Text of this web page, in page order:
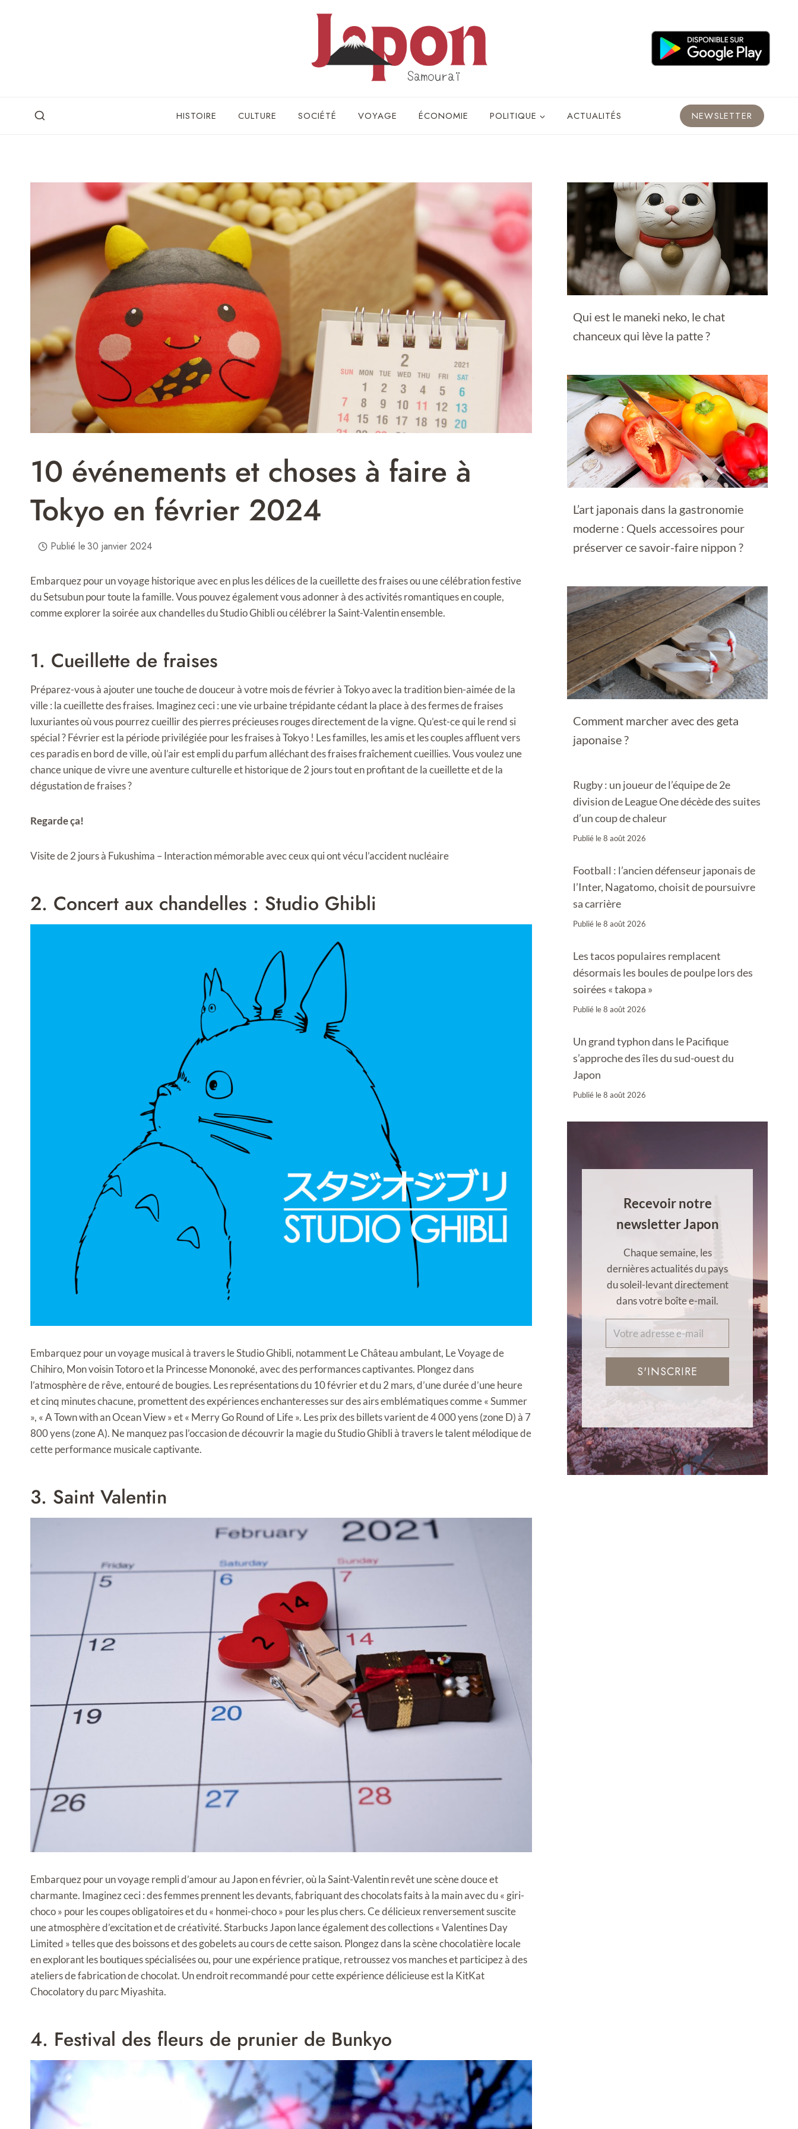
HISTOIRE CULTURE SOCIÉTÉ VOYAGE ÉCONOMIE POLITIQUE ACTUALITÉS NEWSLETTER
10 événements et choses à faire à
Tokyo en février 2024
Publié le30 janvier 2024
Embarquez pour un voyage historique avec en plus les délices de la cueillette des fraises ou une célébration festive
du Setsubun pour toute la famille. Vous pouvez également vous adonner à des activités romantiques en couple,
comme explorer la soirée aux chandelles du Studio Ghibli ou célébrer la Saint-Valentin ensemble.
1. Cueillette de fraises
Préparez-vous à ajouter une touche de douceur à votre mois de février à Tokyo avec la tradition bien-aimée de la
ville : la cueillette des fraises. Imaginez ceci : une vie urbaine trépidante cédant la place à des fermes de fraises
luxuriantes où vous pourrez cueillir des pierres précieuses rouges directement de la vigne. Qu’est-ce qui le rend si
spécial ? Février est la période privilégiée pour les fraises à Tokyo ! Les familles, les amis et les couples affluent vers
ces paradis en bord de ville, où l’air est empli du parfum alléchant des fraises fraîchement cueillies. Vous voulez une
chance unique de vivre une aventure culturelle et historique de 2 jours tout en profitant de la cueillette et de la
dégustation de fraises ?
Regarde ça!
Visite de 2 jours à Fukushima – Interaction mémorable avec ceux qui ont vécu l’accident nucléaire
2. Concert aux chandelles : Studio Ghibli
Embarquez pour un voyage musical à travers le Studio Ghibli, notamment Le Château ambulant, Le Voyage de
Chihiro, Mon voisin Totoro et la Princesse Mononoké, avec des performances captivantes. Plongez dans
l’atmosphère de rêve, entouré de bougies. Les représentations du 10 février et du 2 mars, d’une durée d’une heure
et cinq minutes chacune, promettent des expériences enchanteresses sur des airs emblématiques comme « Summer
», « A Town with an Ocean View » et « Merry Go Round of Life ». Les prix des billets varient de 4 000 yens (zone D) à 7
800 yens (zone A). Ne manquez pas l’occasion de découvrir la magie du Studio Ghibli à travers le talent mélodique de
cette performance musicale captivante.
3. Saint Valentin
Embarquez pour un voyage rempli d’amour au Japon en février, où la Saint-Valentin revêt une scène douce et
charmante. Imaginez ceci : des femmes prennent les devants, fabriquant des chocolats faits à la main avec du « giri-
choco » pour les coupes obligatoires et du « honmei-choco » pour les plus chers. Ce délicieux renversement suscite
une atmosphère d’excitation et de créativité. Starbucks Japon lance également des collections « Valentines Day
Limited » telles que des boissons et des gobelets au cours de cette saison. Plongez dans la scène chocolatière locale
en explorant les boutiques spécialisées ou, pour une expérience pratique, retroussez vos manches et participez à des
ateliers de fabrication de chocolat. Un endroit recommandé pour cette expérience délicieuse est la KitKat
Chocolatory du parc Miyashita.
4. Festival des fleurs de prunier de Bunkyo
Qui est le maneki neko, le chat
chanceux qui lève la patte ?
L’art japonais dans la gastronomie
moderne : Quels accessoires pour
préserver ce savoir-faire nippon ?
Comment marcher avec des geta
japonaise ?
Rugby : un joueur de l’équipe de 2e
division de League One décède des suites
d’un coup de chaleur
Publié le8 août 2026
Football : l’ancien défenseur japonais de
l’Inter, Nagatomo, choisit de poursuivre
sa carrière
Publié le8 août 2026
Les tacos populaires remplacent
désormais les boules de poulpe lors des
soirées « takopa »
Publié le8 août 2026
Un grand typhon dans le Pacifique
s’approche des îles du sud-ouest du
Japon
Publié le8 août 2026
Recevoir notre
newsletter Japon
Chaque semaine, les
dernières actualités du pays
du soleil-levant directement
dans votre boîte e-mail.
S'INSCRIRE